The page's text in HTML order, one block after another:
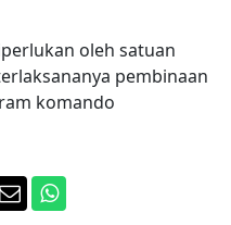
oleh satuan
pembinaan
komando
EmailWhatsApp